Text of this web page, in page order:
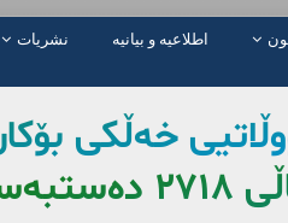
اطلاعیه و بیانیه نشریات
خەڵکی